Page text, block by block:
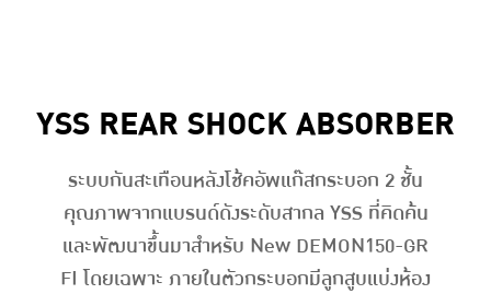
YSS REAR SHOCK ABSORBER
ระบบกันสะเทือนหลังโช้คอัพแก๊สกระบอก 2 ชั้น
คุณภาพจากแบรนด์ดังระดับสากล YSS ที่คิดค้น
และพัฒนาขึ้นมาสำหรับ New DEMON150-GR
FI โดยเฉพาะ ภายในตัวกระบอกมีลูกสูบแบ่งห้อง